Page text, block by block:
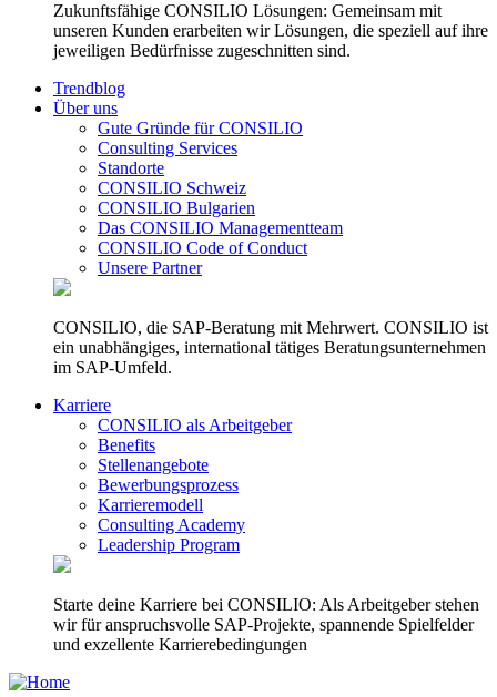
Zukunftsfähige CONSILIO Lösungen: Gemeinsam mit
unseren Kunden erarbeiten wir Lösungen, die speziell auf ihre
jeweiligen Bedürfnisse zugeschnitten sind.
Trendblog
Über uns
Gute Gründe für CONSILIO
Consulting Services
Standorte
CONSILIO Schweiz
CONSILIO Bulgarien
Das CONSILIO Managementteam
CONSILIO Code of Conduct
Unsere Partner
CONSILIO, die SAP-Beratung mit Mehrwert. CONSILIO ist
ein unabhängiges, international tätiges Beratungsunternehmen
im SAP-Umfeld.
Karriere
CONSILIO als Arbeitgeber
Benefits
Stellenangebote
Bewerbungsprozess
Karrieremodell
Consulting Academy
Leadership Program
Starte deine Karriere bei CONSILIO: Als Arbeitgeber stehen
wir für anspruchsvolle SAP-Projekte, spannende Spielfelder
und exzellente Karrierebedingungen